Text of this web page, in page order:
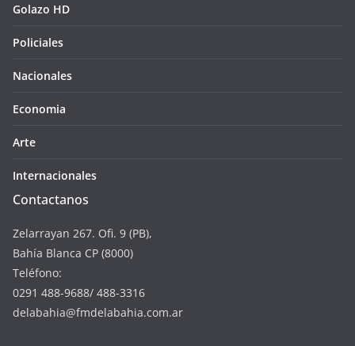
Golazo HD
Policiales
Nacionales
Economia
Arte
Internacionales
Contactanos
Zelarrayan 267. Ofi. 9 (PB),
Bahía Blanca CP (8000)
Teléfono:
0291 488-9688/ 488-3316
delabahia@fmdelabahia.com.ar